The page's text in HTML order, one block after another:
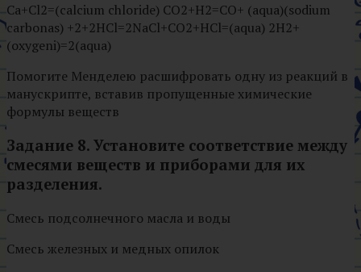
Ca+Cl2=(calcium chloride) CO2+H2=CO+ (aqua)(sodium
carbonas) +2+2HCl=2NaCl+CO2+HCl=(aqua) 2H2+
(oxygeni)=2(aqua)
Помогите Менделею расшифровать одну из реакций в
манускрипте, вставив пропущенные химические
формулы веществ
Задание 8. Установите соответствие между
смесями веществ и приборами для их
разделения.
Смесь подсолнечного масла и воды
Смесь железных и медных опилок